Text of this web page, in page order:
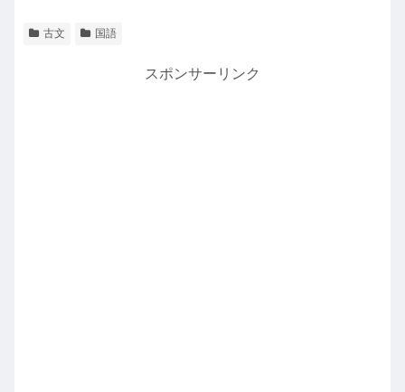
古文 国語
スポンサーリンク